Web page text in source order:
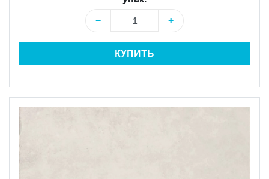
−
+
КУПИТЬ